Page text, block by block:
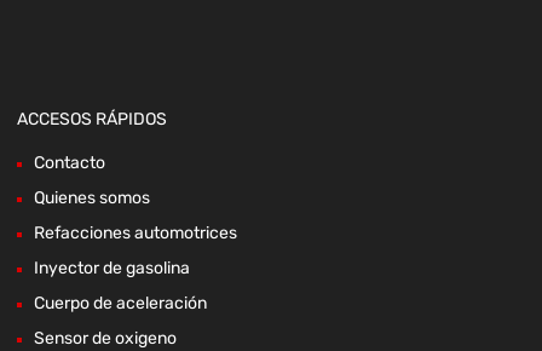
ACCESOS RÁPIDOS
Contacto
Quienes somos
Refacciones automotrices
Inyector de gasolina
Cuerpo de aceleración
Sensor de oxigeno